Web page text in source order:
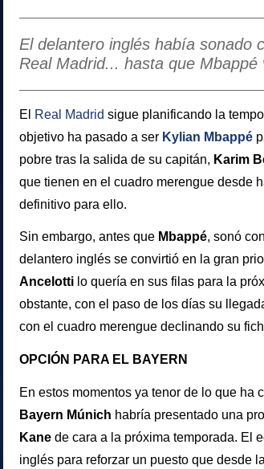
El delantero inglés había sonado
Real Madrid... hasta que Mbappé
El Real Madrid sigue planificando la
objetivo ha pasado a ser Kylian Mbappé
pobre tras la salida de su capitán, Karim
que tienen en el cuadro merengue desde
definitivo para ello.
Sin embargo, antes que Mbappé, sonó
delantero inglés se convirtió en la gran
Ancelotti lo quería en sus filas para la
obstante, con el paso de los días su
con el cuadro merengue declinando su
OPCIÓN PARA EL BAYERN
En estos momentos ya tenor de lo que ha
Bayern Múnich habría presentado una
Kane de cara a la próxima temporada. El
inglés para reforzar un puesto que desde